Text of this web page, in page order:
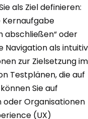
als Ziel definieren:
Kernaufgabe
abschließen“ oder
Navigation als intuitiv
zur Zielsetzung im
Testplänen, die auf
Sie auf
oder Organisationen
(UX)